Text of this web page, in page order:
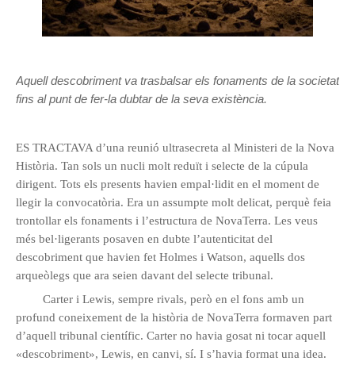
Aquell descobriment va trasbalsar els fonaments de la societat
fins al punt de fer-la dubtar de la seva existència.
ES TRACTAVA d’una reunió ultrasecreta al Ministeri de la Nova
Història. Tan sols un nucli molt reduït i selecte de la cúpula
dirigent. Tots els presents havien empal·lidit en el moment de
llegir la convocatòria. Era un assumpte molt delicat, perquè feia
trontollar els fonaments i l’estructura de NovaTerra. Les veus
més bel·ligerants posaven en dubte l’autenticitat del
descobriment que havien fet Holmes i Watson, aquells dos
arqueòlegs que ara seien davant del selecte tribunal.
Carter i Lewis, sempre rivals, però en el fons amb un
profund coneixement de la història de NovaTerra formaven part
d’aquell tribunal científic. Carter no havia gosat ni tocar aquell
«descobriment», Lewis, en canvi, sí. I s’havia format una idea.